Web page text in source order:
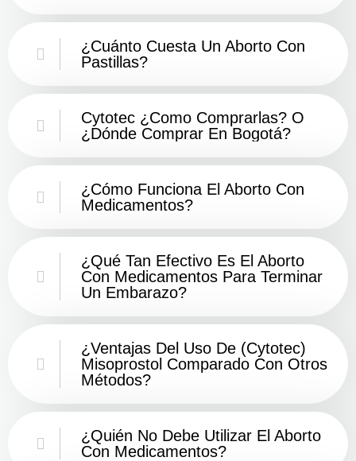
¿Cuánto Cuesta Un Aborto Con
Pastillas?
Cytotec ¿Como Comprarlas? O
¿Dónde Comprar En Bogotá?
¿Cómo Funciona El Aborto Con
Medicamentos?
¿Qué Tan Efectivo Es El Aborto
Con Medicamentos Para Terminar
Un Embarazo?
¿Ventajas Del Uso De (Cytotec)
Misoprostol Comparado Con Otros
Métodos?
¿Quién No Debe Utilizar El Aborto
Con Medicamentos?